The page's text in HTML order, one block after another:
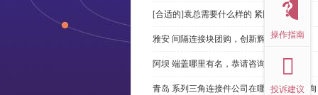
[合适的]袁总需要什么样的 紧固件？
雅安 间隔连接块团购，创新辉煌
阿坝 端盖哪里有名，恭请咨询
青岛 系列三角连接件公司在哪里，免费咨询
操作指南
投诉建议